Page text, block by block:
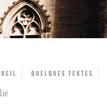
Quelques textes